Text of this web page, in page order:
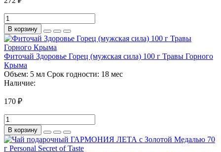
В корзину
Фиточай Здоровье Горец (мужская сила) 100 г Травы Горного
Крыма
Объем: 5 мл Срок годности: 18 мес
Наличие:
170 ₽
В корзину